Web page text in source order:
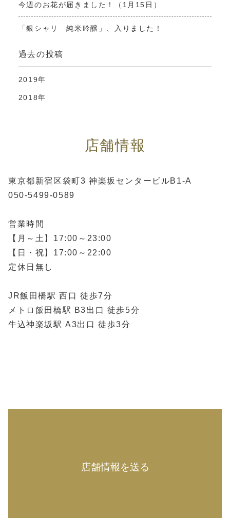
今週のお花が届きました！（1月15日）
「銀シャリ 純米吟醸」、入りました！
過去の投稿
2019年
2018年
店舗情報
東京都新宿区袋町3 神楽坂センタービルB1-A
050-5499-0589
営業時間
【月～土】17:00～23:00
【日・祝】17:00～22:00
定休日無し
JR飯田橋駅 西口 徒歩7分
メトロ飯田橋駅 B3出口 徒歩5分
牛込神楽坂駅 A3出口 徒歩3分
店舗情報を送る